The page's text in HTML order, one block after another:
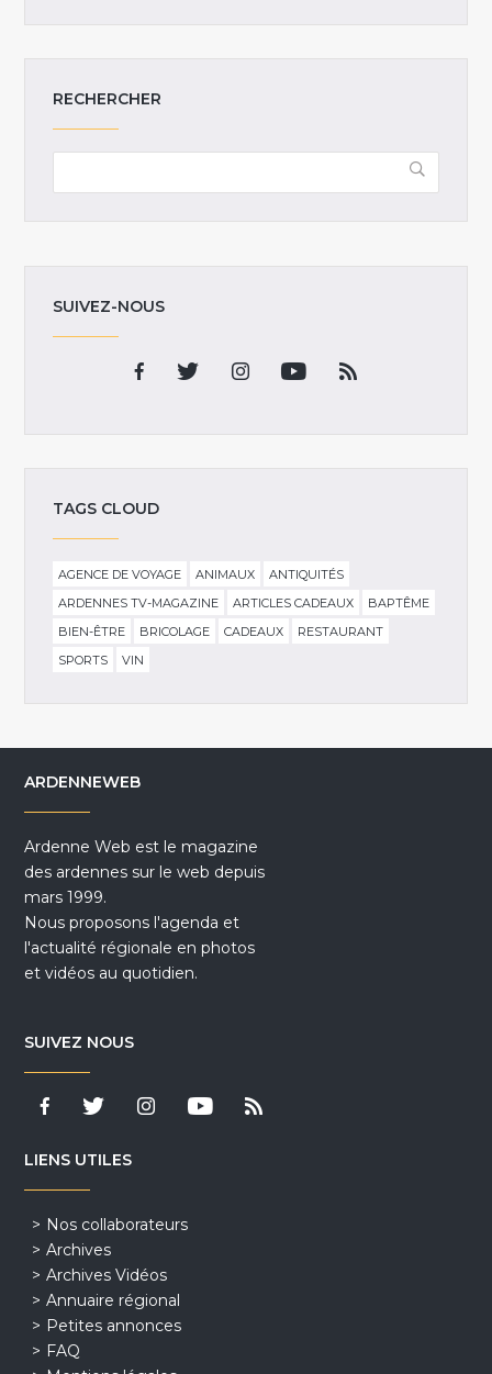
RECHERCHER
SUIVEZ-NOUS
TAGS CLOUD
AGENCE DE VOYAGE ANIMAUX
ANTIQUITÉS
ARDENNES TV-MAGAZINE
ARTICLES CADEAUX
BAPTÊME
BIEN-ÊTRE
BRICOLAGE CADEAUX
RESTAURANT
SPORTS
VIN
ARDENNEWEB
Ardenne Web est le magazine
des ardennes sur le web depuis
mars 1999.
Nous proposons l'agenda et
l'actualité régionale en photos
et vidéos au quotidien.
SUIVEZ NOUS
LIENS UTILES
Nos collaborateurs
Archives
Archives Vidéos
Annuaire régional
Petites annonces
FAQ